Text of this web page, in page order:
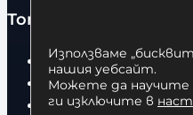
Топ категории
Бокс
Боксови чували
Боксови ръкавици
Използваме
нашия уебсайт.
Можете да научите
ги изключите в